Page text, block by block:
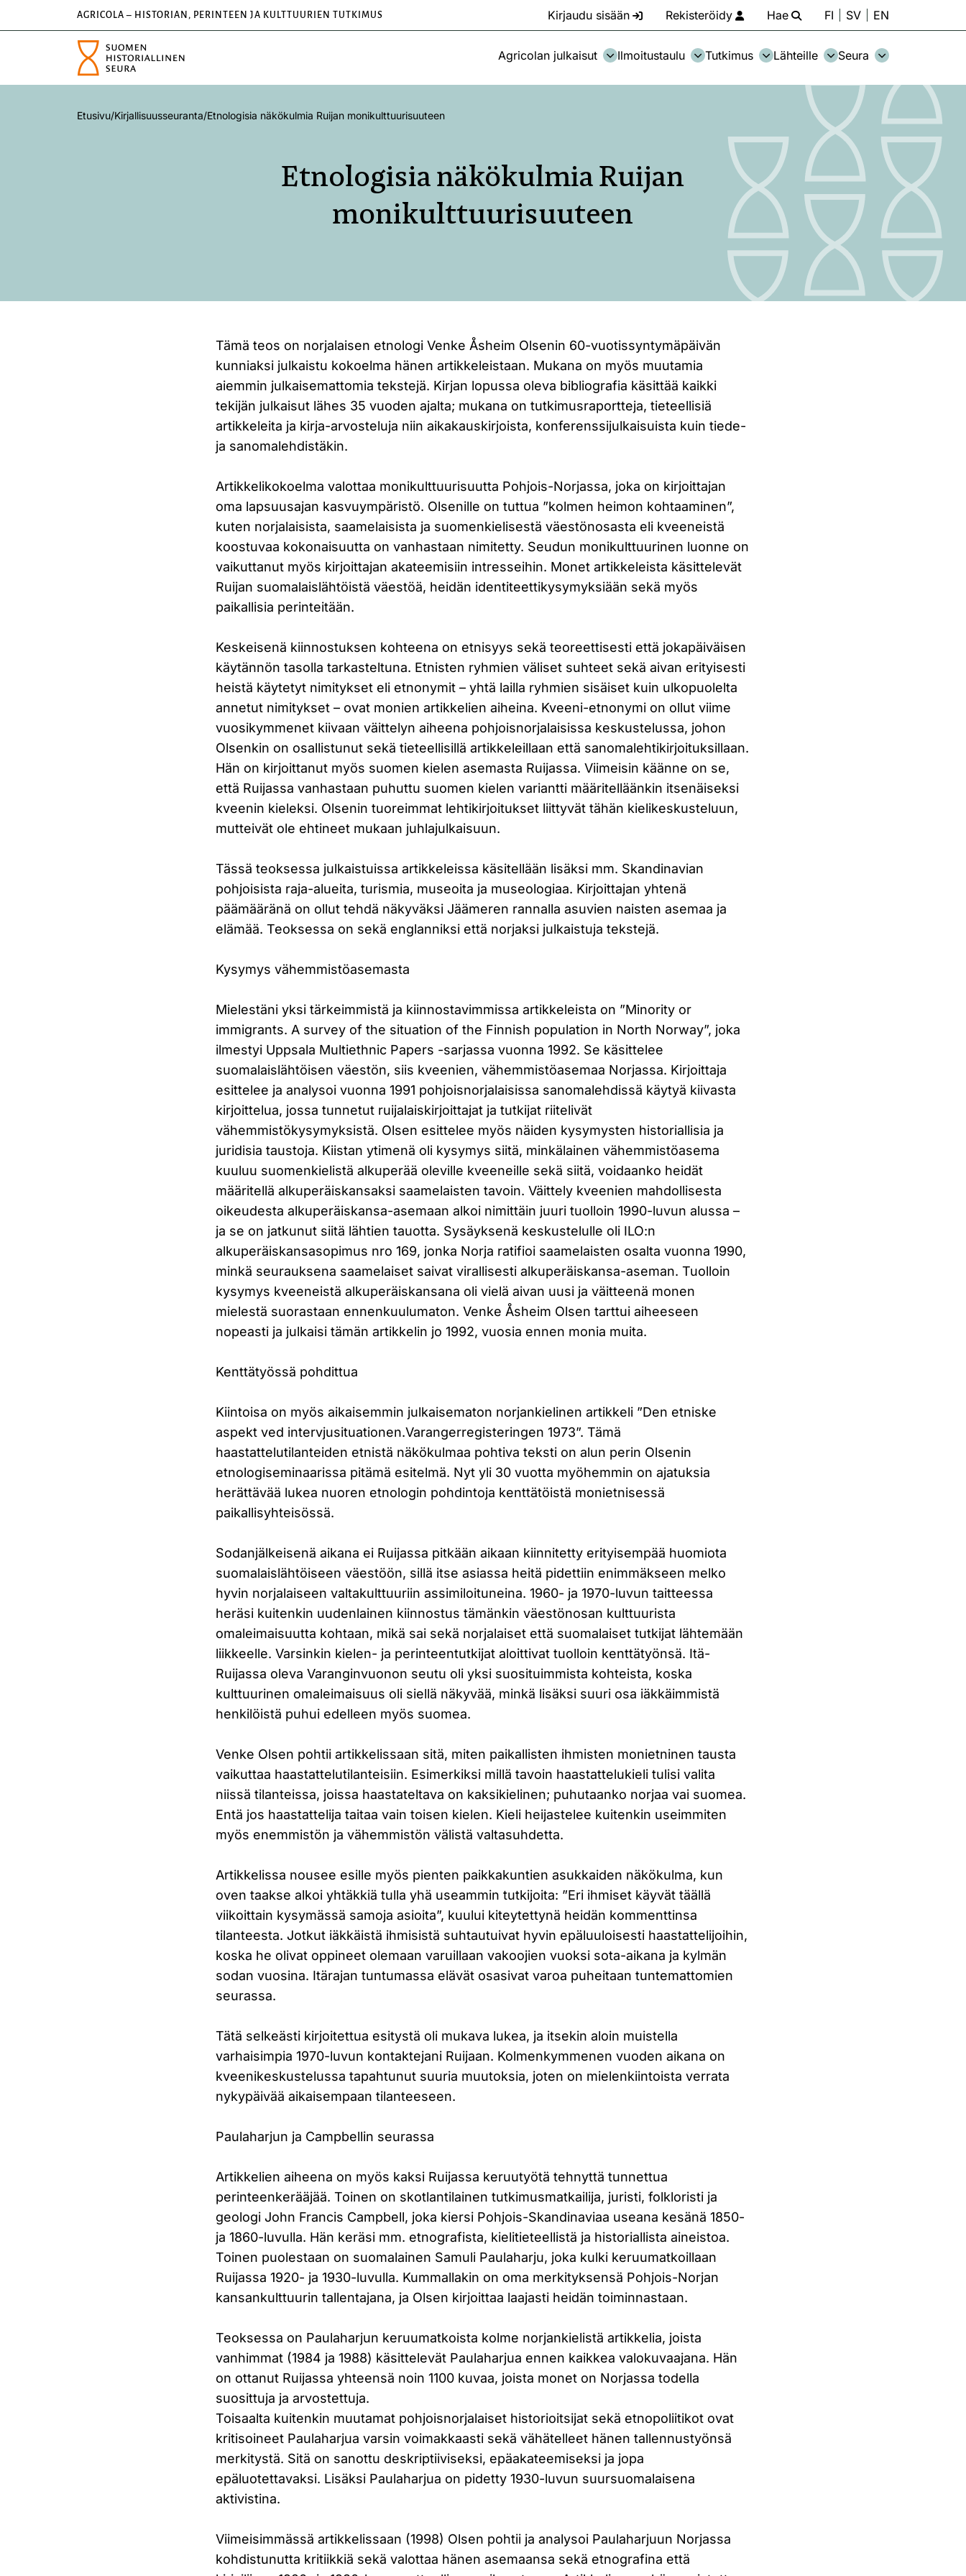
AGRICOLA – HISTORIAN, PERINTEEN JA KULTTUURIEN TUTKIMUS Kirjaudu sisään Rekisteröidy Hae FI SV EN
Agricolan julkaisut Ilmoitustaulu Tutkimus Lähteille Seura
Etusivu/Kirjallisuusseuranta/Etnologisia näkökulmia Ruijan monikulttuurisuuteen
Etnologisia näkökulmia Ruijan
monikulttuurisuuteen
Tämä teos on norjalaisen etnologi Venke Åsheim Olsenin 60-vuotissyntymäpäivän
kunniaksi julkaistu kokoelma hänen artikkeleistaan. Mukana on myös muutamia
aiemmin julkaisemattomia tekstejä. Kirjan lopussa oleva bibliografia käsittää kaikki
tekijän julkaisut lähes 35 vuoden ajalta; mukana on tutkimusraportteja, tieteellisiä
artikkeleita ja kirja-arvosteluja niin aikakauskirjoista, konferenssijulkaisuista kuin tiede-
ja sanomalehdistäkin.
Artikkelikokoelma valottaa monikulttuurisuutta Pohjois-Norjassa, joka on kirjoittajan
oma lapsuusajan kasvuympäristö. Olsenille on tuttua ”kolmen heimon kohtaaminen”,
kuten norjalaisista, saamelaisista ja suomenkielisestä väestönosasta eli kveeneistä
koostuvaa kokonaisuutta on vanhastaan nimitetty. Seudun monikulttuurinen luonne on
vaikuttanut myös kirjoittajan akateemisiin intresseihin. Monet artikkeleista käsittelevät
Ruijan suomalaislähtöistä väestöä, heidän identiteettikysymyksiään sekä myös
paikallisia perinteitään.
Keskeisenä kiinnostuksen kohteena on etnisyys sekä teoreettisesti että jokapäiväisen
käytännön tasolla tarkasteltuna. Etnisten ryhmien väliset suhteet sekä aivan erityisesti
heistä käytetyt nimitykset eli etnonymit – yhtä lailla ryhmien sisäiset kuin ulkopuolelta
annetut nimitykset – ovat monien artikkelien aiheina. Kveeni-etnonymi on ollut viime
vuosikymmenet kiivaan väittelyn aiheena pohjoisnorjalaisissa keskustelussa, johon
Olsenkin on osallistunut sekä tieteellisillä artikkeleillaan että sanomalehtikirjoituksillaan.
Hän on kirjoittanut myös suomen kielen asemasta Ruijassa. Viimeisin käänne on se,
että Ruijassa vanhastaan puhuttu suomen kielen variantti määritelläänkin itsenäiseksi
kveenin kieleksi. Olsenin tuoreimmat lehtikirjoitukset liittyvät tähän kielikeskusteluun,
mutteivät ole ehtineet mukaan juhlajulkaisuun.
Tässä teoksessa julkaistuissa artikkeleissa käsitellään lisäksi mm. Skandinavian
pohjoisista raja-alueita, turismia, museoita ja museologiaa. Kirjoittajan yhtenä
päämääränä on ollut tehdä näkyväksi Jäämeren rannalla asuvien naisten asemaa ja
elämää. Teoksessa on sekä englanniksi että norjaksi julkaistuja tekstejä.
Kysymys vähemmistöasemasta
Mielestäni yksi tärkeimmistä ja kiinnostavimmissa artikkeleista on ”Minority or
immigrants. A survey of the situation of the Finnish population in North Norway”, joka
ilmestyi Uppsala Multiethnic Papers -sarjassa vuonna 1992. Se käsittelee
suomalaislähtöisen väestön, siis kveenien, vähemmistöasemaa Norjassa. Kirjoittaja
esittelee ja analysoi vuonna 1991 pohjoisnorjalaisissa sanomalehdissä käytyä kiivasta
kirjoittelua, jossa tunnetut ruijalaiskirjoittajat ja tutkijat riitelivät
vähemmistökysymyksistä. Olsen esittelee myös näiden kysymysten historiallisia ja
juridisia taustoja. Kiistan ytimenä oli kysymys siitä, minkälainen vähemmistöasema
kuuluu suomenkielistä alkuperää oleville kveeneille sekä siitä, voidaanko heidät
määritellä alkuperäiskansaksi saamelaisten tavoin. Väittely kveenien mahdollisesta
oikeudesta alkuperäiskansa-asemaan alkoi nimittäin juuri tuolloin 1990-luvun alussa –
ja se on jatkunut siitä lähtien tauotta. Sysäyksenä keskustelulle oli ILO:n
alkuperäiskansasopimus nro 169, jonka Norja ratifioi saamelaisten osalta vuonna 1990,
minkä seurauksena saamelaiset saivat virallisesti alkuperäiskansa-aseman. Tuolloin
kysymys kveeneistä alkuperäiskansana oli vielä aivan uusi ja väitteenä monen
mielestä suorastaan ennenkuulumaton. Venke Åsheim Olsen tarttui aiheeseen
nopeasti ja julkaisi tämän artikkelin jo 1992, vuosia ennen monia muita.
Kenttätyössä pohdittua
Kiintoisa on myös aikaisemmin julkaisematon norjankielinen artikkeli ”Den etniske
aspekt ved intervjusituationen.Varangerregisteringen 1973”. Tämä
haastattelutilanteiden etnistä näkökulmaa pohtiva teksti on alun perin Olsenin
etnologiseminaarissa pitämä esitelmä. Nyt yli 30 vuotta myöhemmin on ajatuksia
herättävää lukea nuoren etnologin pohdintoja kenttätöistä monietnisessä
paikallisyhteisössä.
Sodanjälkeisenä aikana ei Ruijassa pitkään aikaan kiinnitetty erityisempää huomiota
suomalaislähtöiseen väestöön, sillä itse asiassa heitä pidettiin enimmäkseen melko
hyvin norjalaiseen valtakulttuuriin assimiloituneina. 1960- ja 1970-luvun taitteessa
heräsi kuitenkin uudenlainen kiinnostus tämänkin väestönosan kulttuurista
omaleimaisuutta kohtaan, mikä sai sekä norjalaiset että suomalaiset tutkijat lähtemään
liikkeelle. Varsinkin kielen- ja perinteentutkijat aloittivat tuolloin kenttätyönsä. Itä-
Ruijassa oleva Varanginvuonon seutu oli yksi suosituimmista kohteista, koska
kulttuurinen omaleimaisuus oli siellä näkyvää, minkä lisäksi suuri osa iäkkäimmistä
henkilöistä puhui edelleen myös suomea.
Venke Olsen pohtii artikkelissaan sitä, miten paikallisten ihmisten monietninen tausta
vaikuttaa haastattelutilanteisiin. Esimerkiksi millä tavoin haastattelukieli tulisi valita
niissä tilanteissa, joissa haastateltava on kaksikielinen; puhutaanko norjaa vai suomea.
Entä jos haastattelija taitaa vain toisen kielen. Kieli heijastelee kuitenkin useimmiten
myös enemmistön ja vähemmistön välistä valtasuhdetta.
Artikkelissa nousee esille myös pienten paikkakuntien asukkaiden näkökulma, kun
oven taakse alkoi yhtäkkiä tulla yhä useammin tutkijoita: ”Eri ihmiset käyvät täällä
viikoittain kysymässä samoja asioita”, kuului kiteytettynä heidän kommenttinsa
tilanteesta. Jotkut iäkkäistä ihmisistä suhtautuivat hyvin epäluuloisesti haastattelijoihin,
koska he olivat oppineet olemaan varuillaan vakoojien vuoksi sota-aikana ja kylmän
sodan vuosina. Itärajan tuntumassa elävät osasivat varoa puheitaan tuntemattomien
seurassa.
Tätä selkeästi kirjoitettua esitystä oli mukava lukea, ja itsekin aloin muistella
varhaisimpia 1970-luvun kontaktejani Ruijaan. Kolmenkymmenen vuoden aikana on
kveenikeskustelussa tapahtunut suuria muutoksia, joten on mielenkiintoista verrata
nykypäivää aikaisempaan tilanteeseen.
Paulaharjun ja Campbellin seurassa
Artikkelien aiheena on myös kaksi Ruijassa keruutyötä tehnyttä tunnettua
perinteenkerääjää. Toinen on skotlantilainen tutkimusmatkailija, juristi, folkloristi ja
geologi John Francis Campbell, joka kiersi Pohjois-Skandinaviaa useana kesänä 1850-
ja 1860-luvulla. Hän keräsi mm. etnografista, kielitieteellistä ja historiallista aineistoa.
Toinen puolestaan on suomalainen Samuli Paulaharju, joka kulki keruumatkoillaan
Ruijassa 1920- ja 1930-luvulla. Kummallakin on oma merkityksensä Pohjois-Norjan
kansankulttuurin tallentajana, ja Olsen kirjoittaa laajasti heidän toiminnastaan.
Teoksessa on Paulaharjun keruumatkoista kolme norjankielistä artikkelia, joista
vanhimmat (1984 ja 1988) käsittelevät Paulaharjua ennen kaikkea valokuvaajana. Hän
on ottanut Ruijassa yhteensä noin 1100 kuvaa, joista monet on Norjassa todella
suosittuja ja arvostettuja.
Toisaalta kuitenkin muutamat pohjoisnorjalaiset historioitsijat sekä etnopoliitikot ovat
kritisoineet Paulaharjua varsin voimakkaasti sekä vähätelleet hänen tallennustyönsä
merkitystä. Sitä on sanottu deskriptiiviseksi, epäakateemiseksi ja jopa
epäluotettavaksi. Lisäksi Paulaharjua on pidetty 1930-luvun suursuomalaisena
aktivistina.
Viimeisimmässä artikkelissaan (1998) Olsen pohtii ja analysoi Paulaharjuun Norjassa
kohdistunutta kritiikkiä sekä valottaa hänen asemaansa sekä etnografina että